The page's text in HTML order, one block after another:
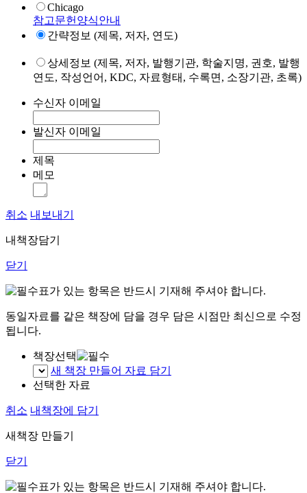
Chicago
참고문헌양식안내
간략정보 (제목, 저자, 연도)
상세정보 (제목, 저자, 발행기관, 학술지명, 권호, 발행
연도, 작성언어, KDC, 자료형태, 수록면, 소장기관, 초록)
수신자 이메일
발신자 이메일
제목
메모
취소 내보내기
내책장담기
닫기
표가 있는 항목은 반드시 기재해 주셔야 합니다.
동일자료를 같은 책장에 담을 경우 담은 시점만 최신으로 수정
됩니다.
책장선택
새 책장 만들어 자료 담기
선택한 자료
취소 내책장에 담기
새책장 만들기
닫기
표가 있는 항목은 반드시 기재해 주셔야 합니다.